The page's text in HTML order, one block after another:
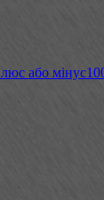
або мінус